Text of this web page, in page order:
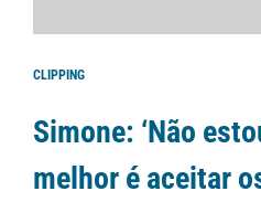
CLIPPING
Simone: ‘Não
melhor é aceitar